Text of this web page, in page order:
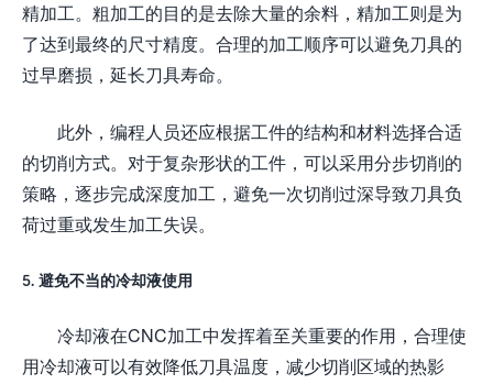
精加工。粗加工的目的是去除大量的余料，精加工则是为
了达到最终的尺寸精度。合理的加工顺序可以避免刀具的
过早磨损，延长刀具寿命。
此外，编程人员还应根据工件的结构和材料选择合适
的切削方式。对于复杂形状的工件，可以采用分步切削的
策略，逐步完成深度加工，避免一次切削过深导致刀具负
荷过重或发生加工失误。
5. 避免不当的冷却液使用
冷却液在CNC加工中发挥着至关重要的作用，合理使
用冷却液可以有效降低刀具温度，减少切削区域的热影